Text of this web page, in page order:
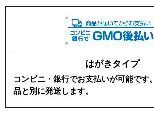
はがきタイプ
コンビニ・銀行でお支払いが可能です。
品と別に発送します。